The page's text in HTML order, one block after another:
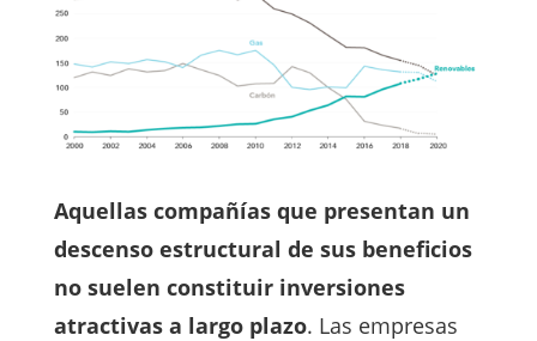
Aquellas compañías que presentan un
descenso estructural de sus beneficios
no suelen constituir inversiones
atractivas a largo plazo. Las empresas